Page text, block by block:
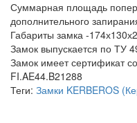
Суммарная площадь
дополнительного
Габариты замка -
Замок выпускается по ТУ
Замок имеет сертификат
FI.AE44.B21288
Теги: Замки KERBEROS